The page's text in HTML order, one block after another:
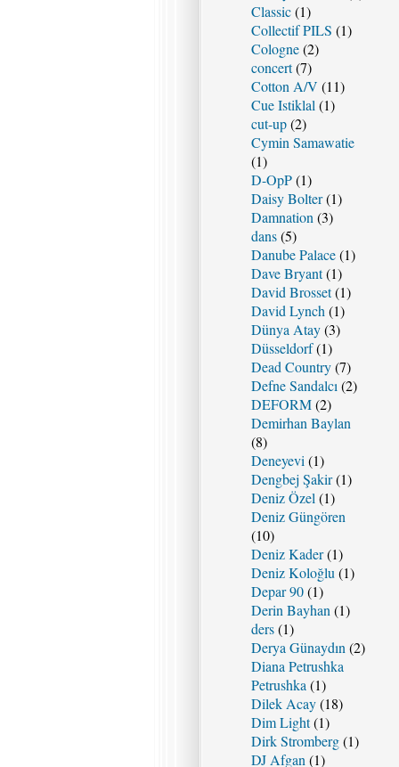
Classic(1)
Collectif PILS (1)
Cologne(2)
concert(7)
Cotton A/V (11)
Cue Istiklal (1)
cut-up(2)
Cymin Samawatie
(1)
D-OpP(1)
Daisy Bolter(1)
Damnation (3)
dans(5)
Danube Palace(1)
Dave Bryant(1)
David Brosset(1)
David Lynch (1)
Dünya Atay(3)
Düsseldorf(1)
Dead Country(7)
Defne Sandalcı (2)
DEFORM(2)
Demirhan Baylan
(8)
Deneyevi (1)
Dengbej Şakir(1)
Deniz Özel (1)
Deniz Güngören
(10)
Deniz Kader(1)
Deniz Koloğlu (1)
Depar 90(1)
Derin Bayhan (1)
ders(1)
Derya Günaydın (2)
Diana Petrushka
Petrushka (1)
Dilek Acay(18)
Dim Light(1)
Dirk Stromberg(1)
DJ Afgan (1)